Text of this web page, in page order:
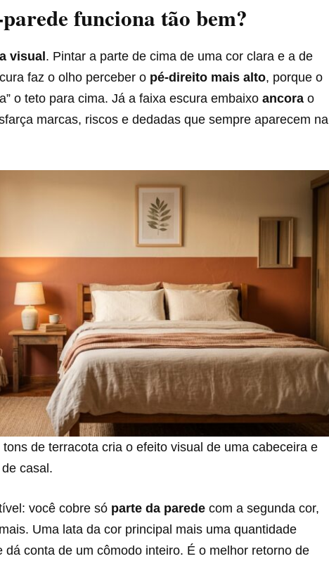
funciona tão bem?
visual . Pintar a parte de cima de uma cor clara e a de
faz o olho perceber o pé-direito mais alto, porque o
o teto para cima. Já a faixa escura embaixo ancora o
marcas, riscos e dedadas que sempre aparecem na
de terracota cria o efeito visual de uma cabeceira e
casal.
você cobre só parte da parede com a segunda cor,
Uma lata da cor principal mais uma quantidade
dá conta de um cômodo inteiro. É o melhor retorno de